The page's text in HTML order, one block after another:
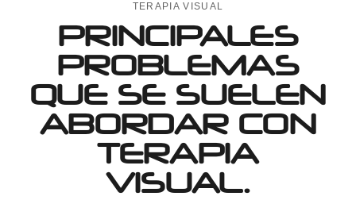
TERAPIA VISUAL
PRINCIPALES
PROBLEMAS
QUE SE SUELEN
ABORDAR CON
TERAPIA
VISUAL.